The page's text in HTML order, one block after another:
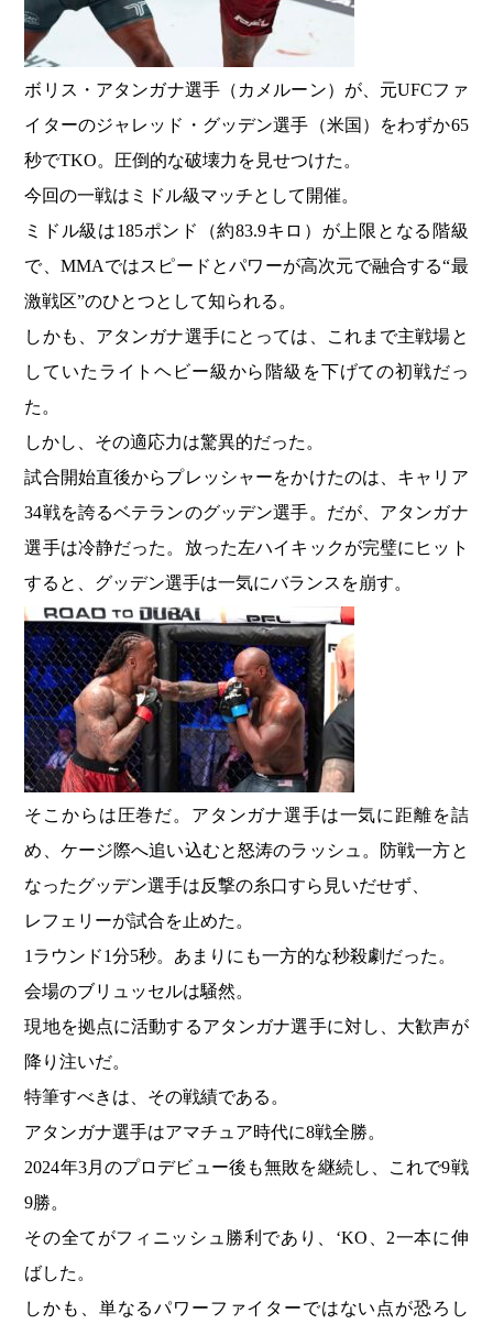
ボリス・アタンガナ選手（カメルーン）が、元UFCファ
イターのジャレッド・グッデン選手（米国）をわずか65
秒でTKO。圧倒的な破壊力を見せつけた。
今回の一戦はミドル級マッチとして開催。
ミドル級は185ポンド（約83.9キロ）が上限となる階級
で、MMAではスピードとパワーが高次元で融合する“最
激戦区”のひとつとして知られる。
しかも、アタンガナ選手にとっては、これまで主戦場と
していたライトヘビー級から階級を下げての初戦だっ
た。
しかし、その適応力は驚異的だった。
試合開始直後からプレッシャーをかけたのは、キャリア
34戦を誇るベテランのグッデン選手。だが、アタンガナ
選手は冷静だった。放った左ハイキックが完璧にヒット
すると、グッデン選手は一気にバランスを崩す。
そこからは圧巻だ。アタンガナ選手は一気に距離を詰
め、ケージ際へ追い込むと怒涛のラッシュ。防戦一方と
なったグッデン選手は反撃の糸口すら見いだせず、
レフェリーが試合を止めた。
1ラウンド1分5秒。あまりにも一方的な秒殺劇だった。
会場のブリュッセルは騒然。
現地を拠点に活動するアタンガナ選手に対し、大歓声が
降り注いだ。
特筆すべきは、その戦績である。
アタンガナ選手はアマチュア時代に8戦全勝。
2024年3月のプロデビュー後も無敗を継続し、これで9戦
9勝。
その全てがフィニッシュ勝利であり、‘KO、2一本に伸
ばした。
しかも、単なるパワーファイターではない点が恐ろし